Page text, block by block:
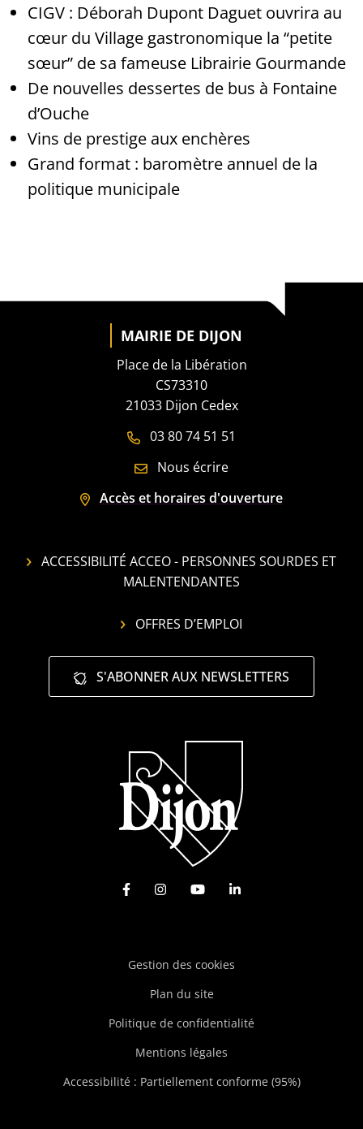
CIGV : Déborah Dupont Daguet ouvrira au
cœur du Village gastronomique la “petite
sœur” de sa fameuse Librairie Gourmande
De nouvelles dessertes de bus à Fontaine
d’Ouche
Vins de prestige aux enchères
Grand format : baromètre annuel de la
politique municipale
MAIRIE DE DIJON
Place de la Libération
CS73310
21033 Dijon Cedex
03 80 74 51 51
Nous écrire
Accès et horaires d'ouverture
ACCESSIBILITÉ ACCEO - PERSONNES SOURDES ET
MALENTENDANTES
OFFRES D’EMPLOI
S'ABONNER AUX NEWSLETTERS
Lien vers le compte Facebook
Lien vers le compte Instagram
Lien vers la chaîne
Lien vers le compte
Gestion des cookies
Plan du site
Politique de confidentialité
Mentions légales
Accessibilité : Partiellement conforme (95%)